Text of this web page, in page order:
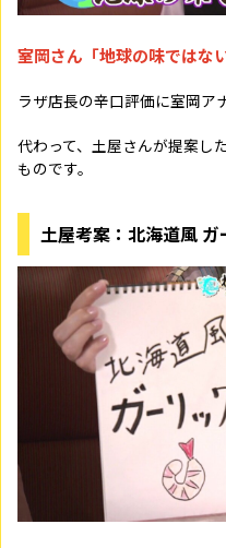
室岡さん「地球の味ではな
ラザ店長の辛口評価に室岡ア
代わって、土屋さんが提案し
ものです。
土屋考案：北海道風